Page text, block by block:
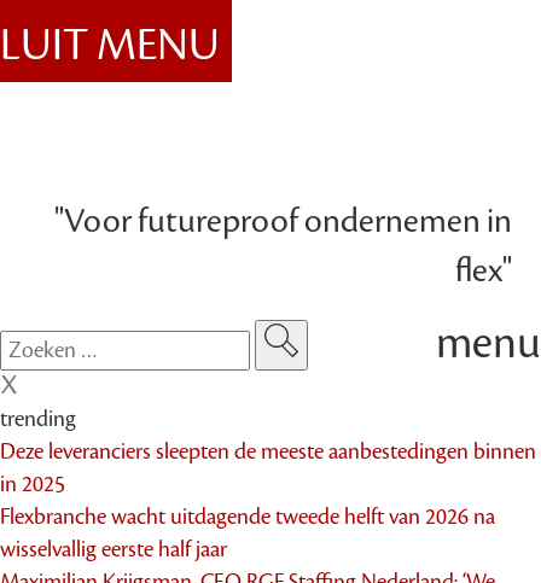
"Voor futureproof ondernemen in
flex"
MENU
menu
trending
Deze leveranciers sleepten de meeste aanbestedingen binnen
in 2025
Flexbranche wacht uitdagende tweede helft van 2026 na
wisselvallig eerste half jaar